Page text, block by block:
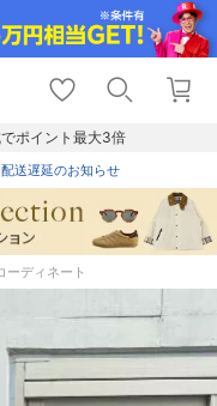
shopping_cart lock_outline
ログイン
ポイント最大3倍
送遅延のお知らせ
ーディネート